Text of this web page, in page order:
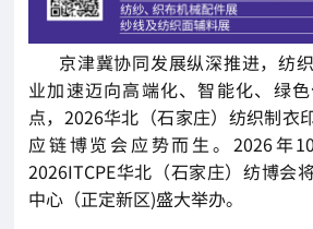
京津冀协同发展纵深推进，纺
业加速迈向高端化、智能化、绿
点，2026华北（石家庄）纺织制衣
应链博览会应势而生。2026年
2026ITCPE华北（石家庄）纺博会
中心（正定新区)盛大举办。